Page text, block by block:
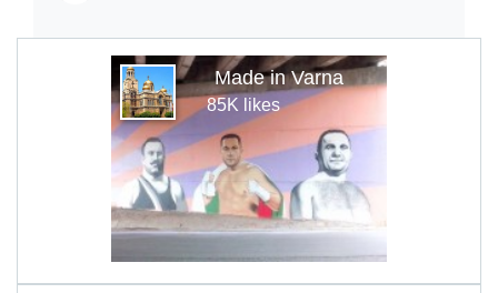
Made in Varna
85K likes